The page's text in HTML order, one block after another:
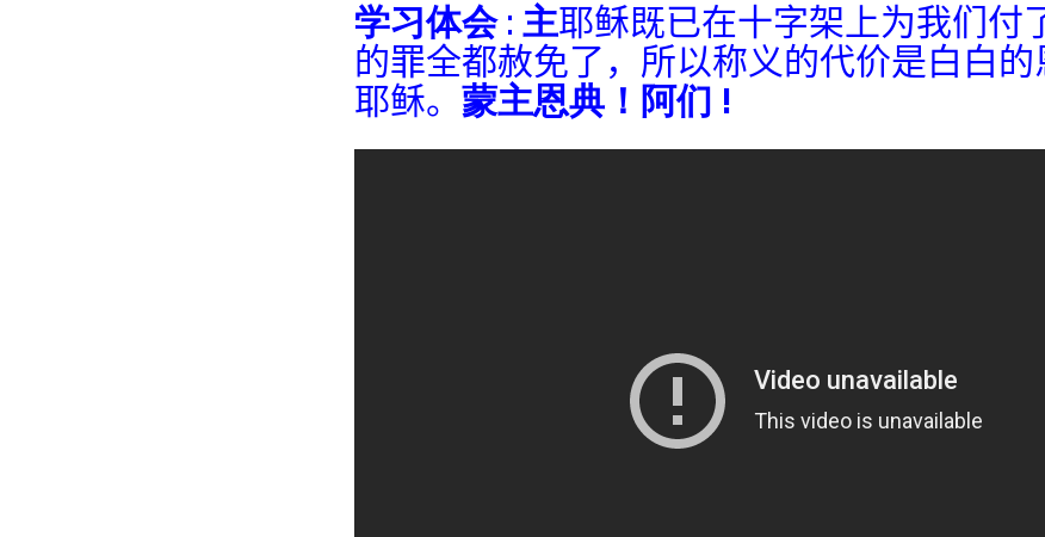
学习体会 : 主耶稣既已在十字架上为我们付
的罪全都赦免了 ，所以称义的代价是白白
耶稣。 蒙主恩典！阿们 !